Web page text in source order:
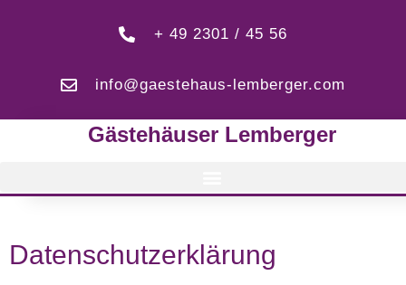
+ 49 2301 / 45 56
info@gaestehaus-lemberger.com
Gästehäuser Lemberger
Datenschutz­erklärung